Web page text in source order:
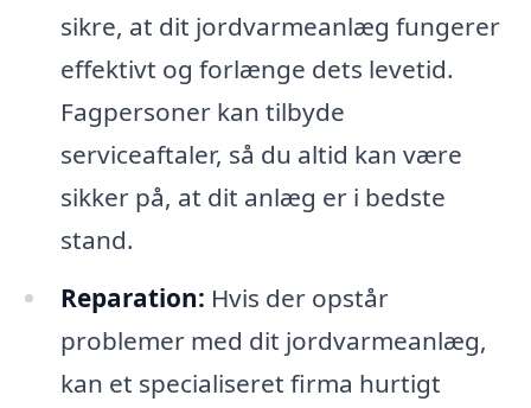
sikre, at dit jordvarmeanlæg fungerer
effektivt og forlænge dets levetid.
Fagpersoner kan tilbyde
serviceaftaler, så du altid kan være
sikker på, at dit anlæg er i bedste
stand.
Reparation: Hvis der opstår
problemer med dit jordvarmeanlæg,
kan et specialiseret firma hurtigt